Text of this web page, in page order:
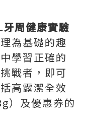
周健康實驗
為基礎的趣
學習正確的
戰者，即可
高露潔全效
）及優惠券的